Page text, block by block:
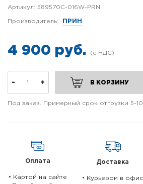
Артикул: 589570C-016W-PRN
Производитель: ПРИН
4 900 руб.
- + В КОРЗИНУ
Под заказ. Примерный срок отгрузки 5-
Оплата
• Картой на сайте
Доставка
• Курьером в офис